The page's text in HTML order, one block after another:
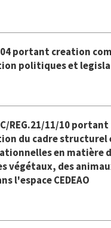
portant creation
politiques et
REG.21/11/10 portant
du cadre structurel
en matière
végétaux, des
l'espace CEDEAO